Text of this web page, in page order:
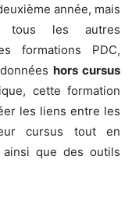
année, mais
tous les autres
formations PDC,
hors cursus
cette formation
les liens entre les
cursus tout en
que des outils